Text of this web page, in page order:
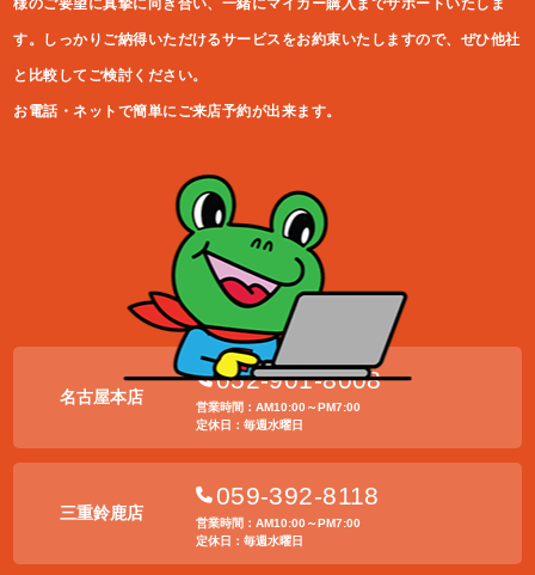
様のご要望に真摯に向き合い、一緒にマイカー購入ま でサポートいたしま
す。しっかりご納得いただけるサービスをお約束いたしますので、ぜひ他社
と比較してご検討ください。
お電話・ネットで簡単にご来店予約が出来ます。
名古屋本店
052-901-8008
営業時間：AM10:00～PM7:00
定休日：毎週水曜日
三重鈴鹿店
059-392-8118
営業時間：AM10:00～PM7:00
定休日：毎週水曜日